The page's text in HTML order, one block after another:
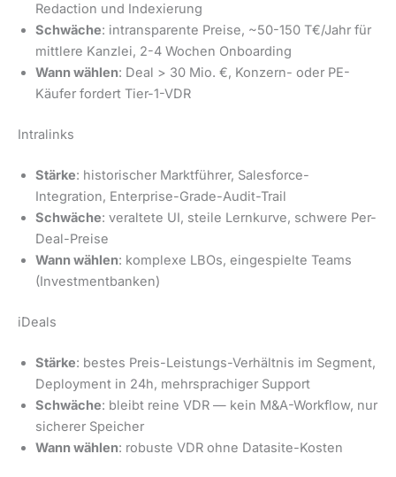
Redaction und Indexierung
Schwäche: intransparente Preise, ~50-150 T€/Jahr für
mittlere Kanzlei, 2-4 Wochen Onboarding
Wann wählen: Deal > 30 Mio. €, Konzern- oder PE-
Käufer fordert Tier-1-VDR
Intralinks
Stärke: historischer Marktführer, Salesforce-
Integration, Enterprise-Grade-Audit-Trail
Schwäche: veraltete UI, steile Lernkurve, schwere Per-
Deal-Preise
Wann wählen: komplexe LBOs, eingespielte Teams
(Investmentbanken)
iDeals
Stärke: bestes Preis-Leistungs-Verhältnis im Segment,
Deployment in 24h, mehrsprachiger Support
Schwäche: bleibt reine VDR — kein M&A-Workflow, nur
sicherer Speicher
Wann wählen: robuste VDR ohne Datasite-Kosten